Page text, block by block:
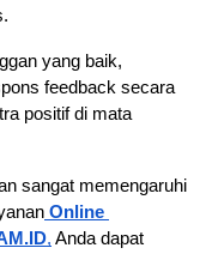
yang baik,
feedback secara
positif di mata
sangat memengaruhi
Online
, Anda dapat